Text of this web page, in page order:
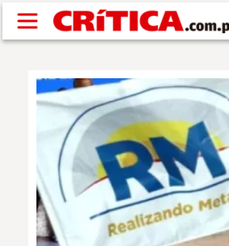
Pasar al contenido principal
NACIONAL
POLÍTICA